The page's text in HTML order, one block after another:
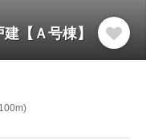
【Ａ号棟】